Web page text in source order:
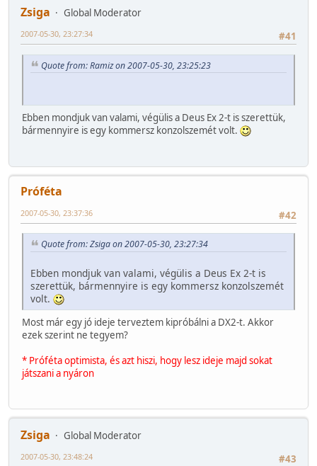
Zsiga
Global Moderator
#41
2007-05-30, 23:27:34
Quote from: Ramiz on 2007-05-30, 23:25:23
Ebben mondjuk van valami, végülis a Deus Ex 2-t is szerettük,
bármennyire is egy kommersz konzolszemét volt.
Próféta
#42
2007-05-30, 23:37:36
Quote from: Zsiga on 2007-05-30, 23:27:34
Ebben mondjuk van valami, végülis a Deus Ex 2-t is
szerettük, bármennyire is egy kommersz konzolszemét
volt.
Most már egy jó ideje terveztem kipróbálni a DX2-t. Akkor
ezek szerint ne tegyem?
* Próféta optimista, és azt hiszi, hogy lesz ideje majd sokat
játszani a nyáron
Zsiga
Global Moderator
#43
2007-05-30, 23:48:24